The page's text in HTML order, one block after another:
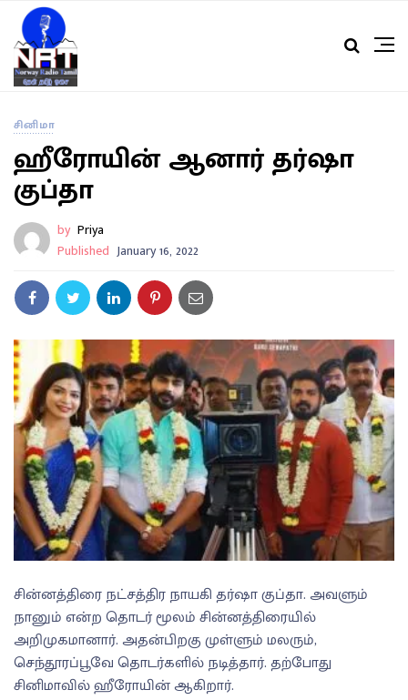
சினிமா
ஹீரோயின் ஆனார் தர்ஷா
குப்தா
by Priya
Published January 16, 2022
சின்னத்திரை நட்சத்திர நாயகி தர்ஷா குப்தா. அவளும்
நானும் என்ற தொடர் மூலம் சின்னத்திரையில்
அறிமுகமானார். அதன்பிறகு முள்ளும் மலரும்,
செந்தூரப்பூவே தொடர்களில் நடித்தார். தற்போது
சினிமாவில் ஹீரோயின் ஆகிறார்.